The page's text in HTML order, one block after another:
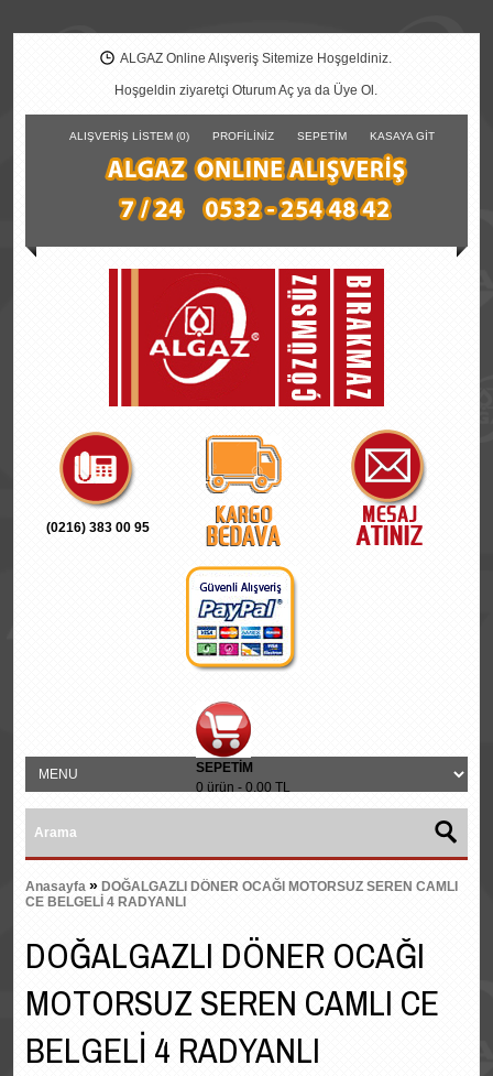
ALGAZ Online Alışveriş Sitemize Hoşgeldiniz.
Hoşgeldin ziyaretçiOturum Aç ya da Üye Ol .
ALIŞVERIŞ LISTEM (0) PROFILINIZ SEPETIM KASAYA GIT
(0216) 383 00 95
SEPETIM
0 ürün - 0.00 TL
Anasayfa » DOĞALGAZLI DÖNER OCAĞI MOTORSUZ SEREN CAMLI
CE BELGELİ 4 RADYANLI
DOĞALGAZLI DÖNER OCAĞI
MOTORSUZ SEREN CAMLI CE
BELGELİ 4 RADYANLI